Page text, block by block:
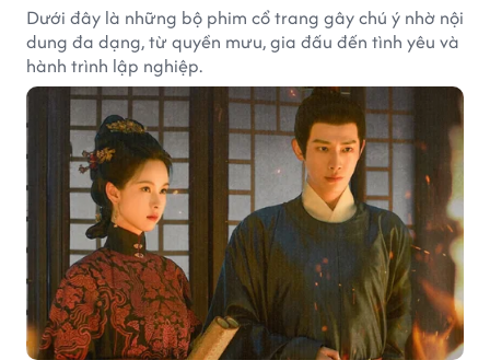
Dưới đây là những bộ phim cổ trang gây chú ý nhờ nội
dung đa dạng, từ quyền mưu, gia đấu đến tình yêu và
hành trình lập nghiệp.